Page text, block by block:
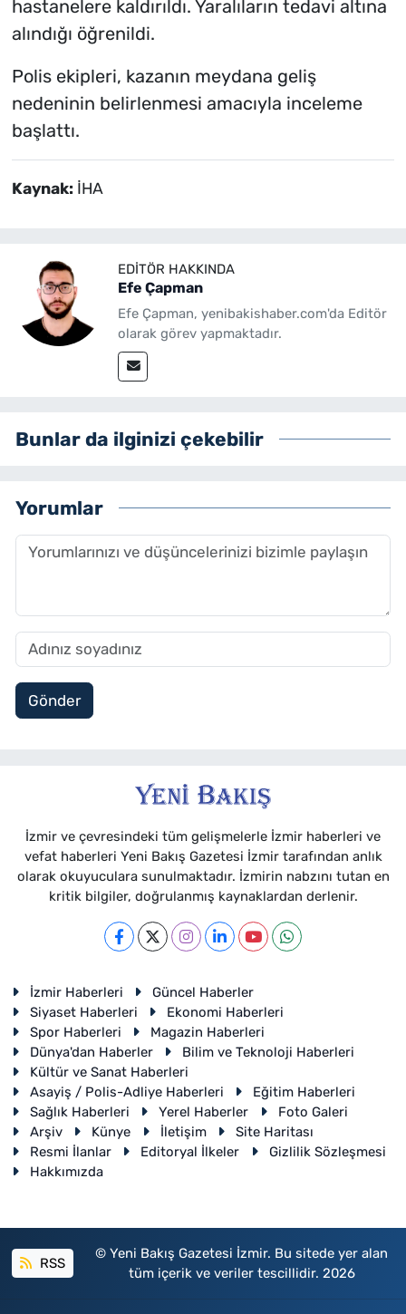
hastanelere kaldırıldı. Yaralıların tedavi altına
alındığı öğrenildi.
Polis ekipleri, kazanın meydana geliş
nedeninin belirlenmesi amacıyla inceleme
başlattı.
Kaynak: İHA
EDITÖR HAKKINDA
Efe Çapman
Efe Çapman, yenibakishaber.com'da Editör
olarak görev yapmaktadır.
Bunlar da ilginizi çekebilir
Yorumlar
Gönder
İzmir ve çevresindeki tüm gelişmelerle İzmir haberleri ve
vefat haberleri Yeni Bakış Gazetesi İzmir tarafından anlık
olarak okuyuculara sunulmaktadır. İzmirin nabzını tutan en
kritik bilgiler, doğrulanmış kaynaklardan derlenir.
İzmir Haberleri
Güncel Haberler
Siyaset Haberleri
Ekonomi Haberleri
Spor Haberleri
Magazin Haberleri
Dünya'dan Haberler
Bilim ve Teknoloji Haberleri
Kültür ve Sanat Haberleri
Asayiş / Polis-Adliye Haberleri
Eğitim Haberleri
Sağlık Haberleri
Yerel Haberler
Foto Galeri
Arşiv
Künye İletişim
Site Haritası
Resmi İlanlar
Editoryal İlkeler
Gizlilik Sözleşmesi
Hakkımızda
RSS
© Yeni Bakış Gazetesi İzmir. Bu sitede yer alan
tüm içerik ve veriler tescillidir. 2026